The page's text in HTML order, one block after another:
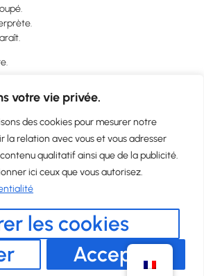
votre vie privée.
des cookies pour mesurer notre
la relation avec vous et vous adresser
qualitatif ainsi que de la publicité.
ici ceux que vous autorisez.
les cookies
Accepter
l’image au volume.
Tous droits réservés.CGU
légales
Archives